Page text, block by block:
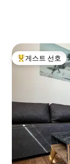
상위 게스트 선호
게스트 선호